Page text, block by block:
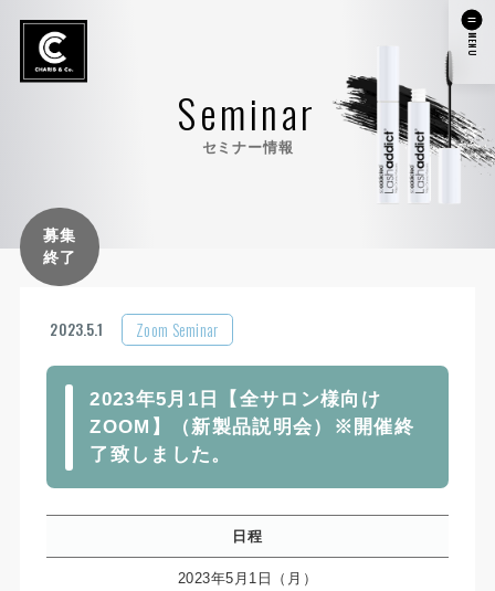
MENU
Seminar
セミナー情報
募集
終了
2023.5.1 Zoom Seminar
2023年5月1日【全サロン様向け
ZOOM】（新製品説明会）※開催終
了致しました。
日程
2023年5月1日（月）